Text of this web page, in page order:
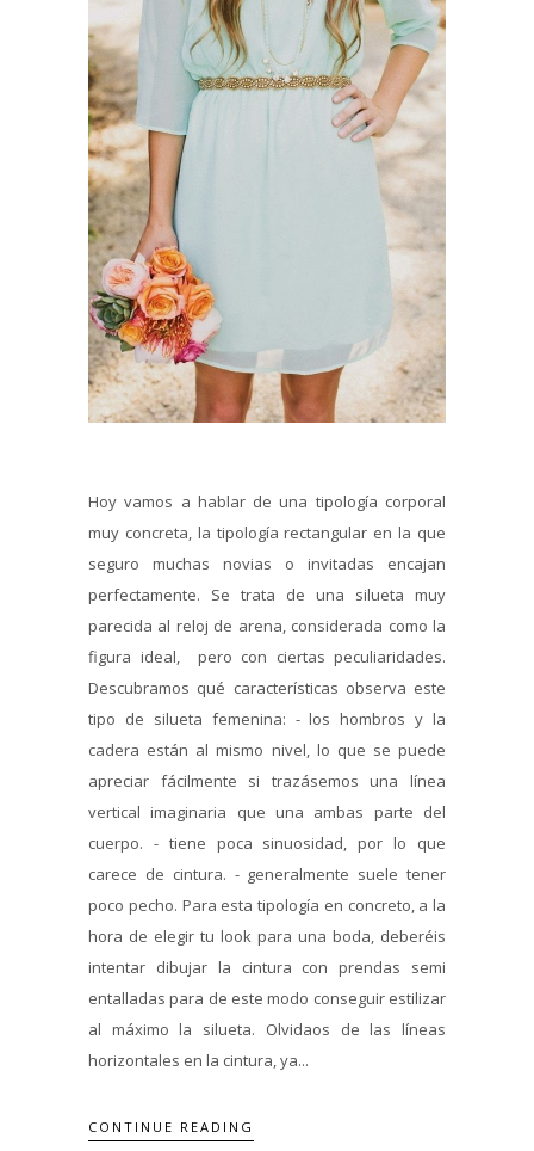
Hoy vamos a hablar de una tipología corporal
muy concreta, la tipología rectangular en la que
seguro muchas novias o invitadas encajan
perfectamente. Se trata de una silueta muy
parecida al reloj de arena, considerada como la
figura ideal, pero con ciertas peculiaridades.
Descubramos qué características observa este
tipo de silueta femenina: - los hombros y la
cadera están al mismo nivel, lo que se puede
apreciar fácilmente si trazásemos una línea
vertical imaginaria que una ambas parte del
cuerpo. - tiene poca sinuosidad, por lo que
carece de cintura. - generalmente suele tener
poco pecho. Para esta tipología en concreto, a la
hora de elegir tu look para una boda, deberéis
intentar dibujar la cintura con prendas semi
entalladas para de este modo conseguir estilizar
al máximo la silueta. Olvidaos de las líneas
horizontales en la cintura, ya...
CONTINUE READING